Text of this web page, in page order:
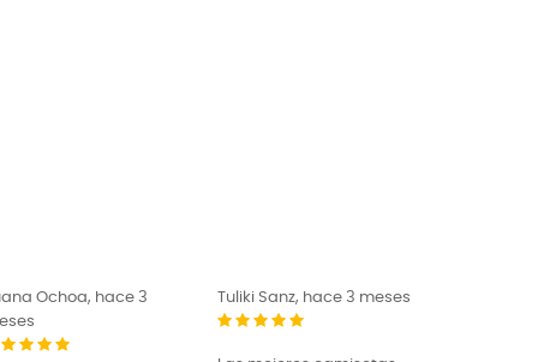
hace 3
Tuliki Sanz, hace 3 meses